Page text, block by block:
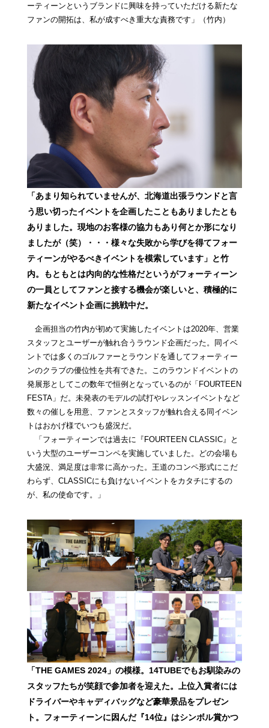
ーティーンというブランドに興味を持っていただける新たな
ファンの開拓は、私が成すべき重大な責務です」（竹内）
「あまり知られていませんが、北海道出張ラウンドと言
う思い切ったイベントを企画したこともありましたとも
ありました。現地のお客様の協力もあり何とか形になり
ましたが（笑）・・・様々な失敗から学びを得てフォー
ティーンがやるべきイベントを模索しています」と竹
内。もともとは内向的な性格だというがフォーティーン
の一員としてファンと接する機会が楽しいと、積極的に
新たなイベント企画に挑戦中だ。
企画担当の竹内が初めて実施したイベントは2020年、営業
スタッフとユーザーが触れ合うラウンド企画だった。同イベ
ントでは多くのゴルファーとラウンドを通してフォーティー
ンのクラブの優位性を共有できた。このラウンドイベントの
発展形としてこの数年で恒例となっているのが「FOURTEEN
FESTA」だ。未発表のモデルの試打やレッスンイベントなど
数々の催しを用意、ファンとスタッフが触れ合える同イベン
トはおかげ様でいつも盛況だ。
「フォーティーンでは過去に『FOURTEEN CLASSIC』と
いう大型のユーザーコンペを実施していました。どの会場も
大盛況、満足度は非常に高かった。王道のコンペ形式にこだ
わらず、CLASSICにも負けないイベントをカタチにするの
が、私の使命です。」
「THE GAMES 2024」の模様。14TUBEでもお馴染みの
スタッフたちが笑顔で参加者を迎えた。上位入賞者には
ドライバーやキャディバッグなど豪華景品をプレゼン
ト。フォーティーンに因んだ『14位』はシンボル賞かつ